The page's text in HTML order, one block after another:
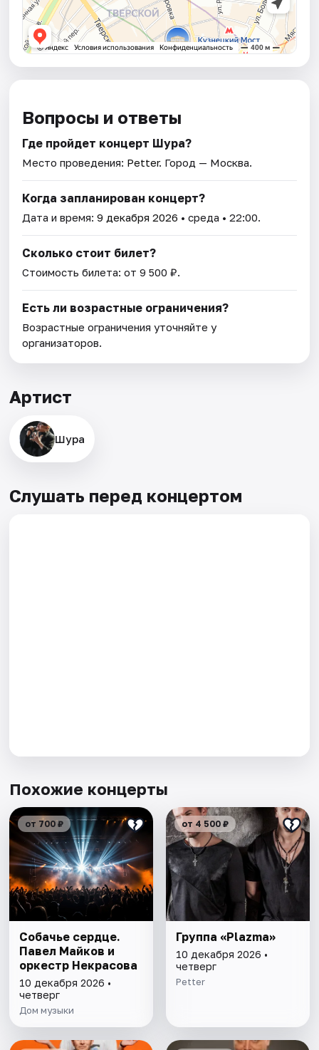
Вопросы и ответы
Где пройдет концерт Шура?
Место проведения: Petter. Город — Москва.
Когда запланирован концерт?
Дата и время:9 декабря 2026 • среда • 22:00.
Сколько стоит билет?
Стоимость билета: от 9 500 ₽.
Есть ли возрастные ограничения?
Возрастные ограничения уточняйте у
организаторов.
Артист
Шура
Слушать перед концертом
Похожие концерты
от 700 ₽
Собачье сердце.
Павел Майков и
оркестр Некрасова
10 декабря 2026 •
четверг
Дом музыки
от 4 500 ₽
Группа «Plazma»
10 декабря 2026 •
четверг
Petter